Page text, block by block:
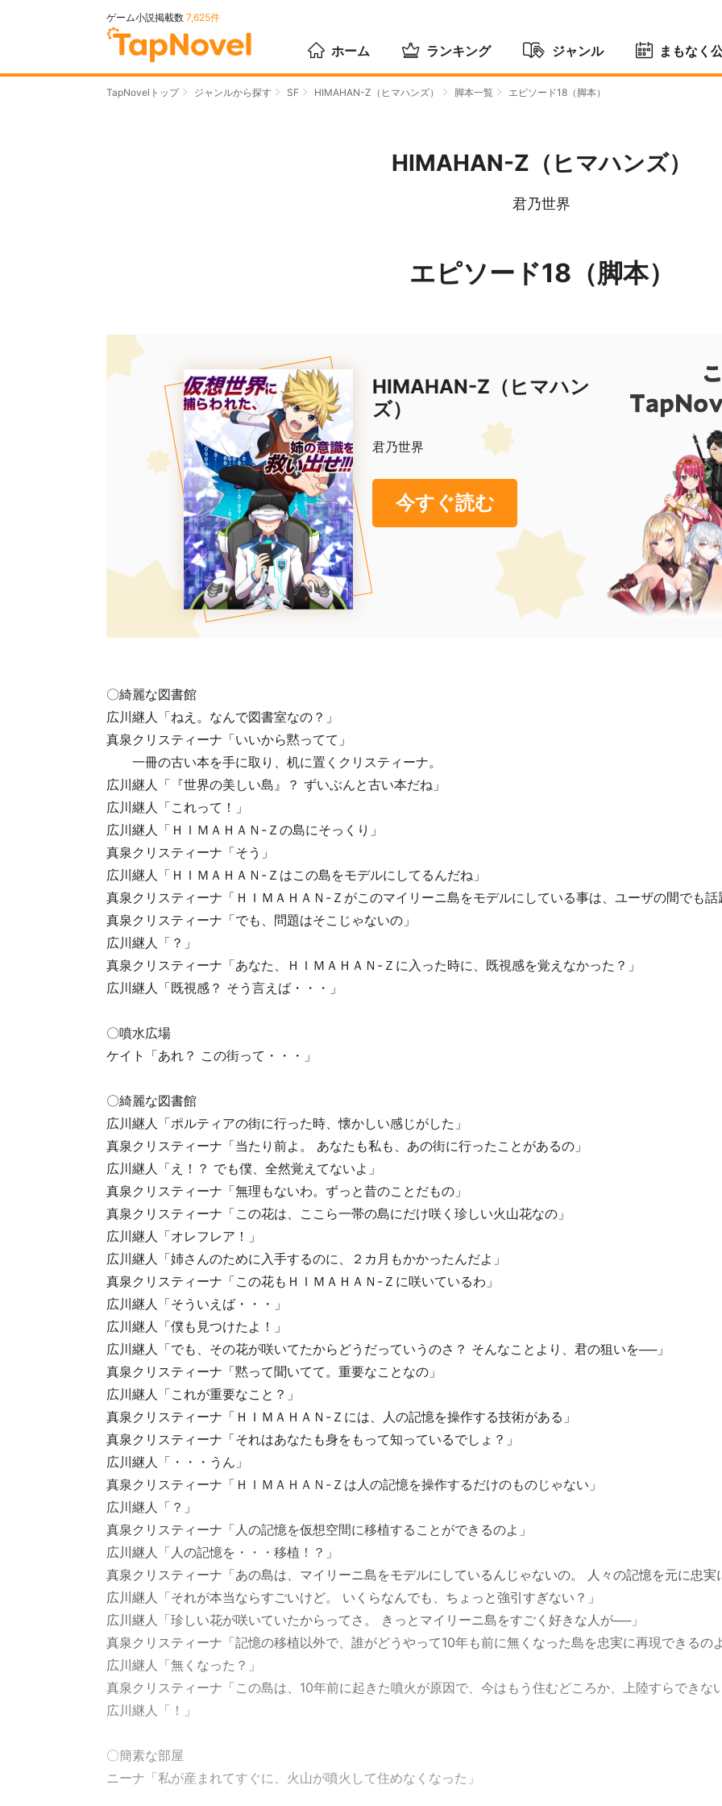
ゲーム小説掲載数 7,625件
ホーム ランキング ジャンル まもなく
TapNovelトップ ジャンルから探す SF HIMAHAN-Z（ヒマハンズ） 脚本一覧 エピソード18（脚本）
HIMAHAN-Z（ヒマハンズ）
君乃世界
エピソード18（脚本）
HIMAHAN-Z（ヒマハン
ズ）
君乃世界
今すぐ読む
〇綺麗な図書館
広川継人「ねえ。なんで図書室なの？」
真泉クリスティーナ「いいから黙ってて」
一冊の古い本を手に取り、机に置くクリスティーナ。
広川継人「『世界の美しい島』？ ずいぶんと古い本だね」
広川継人「これって！」
広川継人「ＨＩＭＡＨＡＮ-Ｚの島にそっくり」
真泉クリスティーナ「そう」
広川継人「ＨＩＭＡＨＡＮ-Ｚはこの島をモデルにしてるんだね」
真泉クリスティーナ「ＨＩＭＡＨＡＮ-Ｚがこのマイリーニ島をモデルにしている事は、ユーザの間でも話
真泉クリスティーナ「でも、問題はそこじゃないの」
広川継人「？」
真泉クリスティーナ「あなた、ＨＩＭＡＨＡＮ-Ｚに入った時に、既視感を覚えなかった？」
広川継人「既視感？ そう言えば・・・」
〇噴水広場
ケイト「あれ？ この街って・・・」
〇綺麗な図書館
広川継人「ポルティアの街に行った時、懐かしい感じがした」
真泉クリスティーナ「当たり前よ。 あなたも私も、あの街に行ったことがあるの」
広川継人「え！？ でも僕、全然覚えてないよ」
真泉クリスティーナ「無理もないわ。ずっと昔のことだもの」
真泉クリスティーナ「この花は、ここら一帯の島にだけ咲く珍しい火山花なの」
広川継人「オレフレア！」
広川継人「姉さんのために入手するのに、２カ月もかかったんだよ」
真泉クリスティーナ「この花もＨＩＭＡＨＡＮ-Ｚに咲いているわ」
広川継人「そういえば・・・」
広川継人「僕も見つけたよ！」
広川継人「でも、その花が咲いてたからどうだっていうのさ？ そんなことより、君の狙いを──」
真泉クリスティーナ「黙って聞いてて。重要なことなの」
広川継人「これが重要なこと？」
真泉クリスティーナ「ＨＩＭＡＨＡＮ-Ｚには、人の記憶を操作する技術がある」
真泉クリスティーナ「それはあなたも身をもって知っているでしょ？」
広川継人「・・・うん」
真泉クリスティーナ「ＨＩＭＡＨＡＮ-Ｚは人の記憶を操作するだけのものじゃない」
広川継人「？」
真泉クリスティーナ「人の記憶を仮想空間に移植することができるのよ」
広川継人「人の記憶を・・・移植！？」
真泉クリスティーナ「あの島は、マイリーニ島をモデルにしているんじゃないの。 人々の記憶を元に忠実
広川継人「それが本当ならすごいけど。 いくらなんでも、ちょっと強引すぎない？」
広川継人「珍しい花が咲いていたからってさ。 きっとマイリーニ島をすごく好きな人が──」
真泉クリスティーナ「記憶の移植以外で、誰がどうやって10年も前に無くなった島を忠実に再現できるの
広川継人「無くなった？」
真泉クリスティーナ「この島は、10年前に起きた噴火が原因で、今はもう住むどころか、上陸すらできな
広川継人「！」
〇簡素な部屋
ニーナ「私が産まれてすぐに、火山が噴火して住めなくなった」